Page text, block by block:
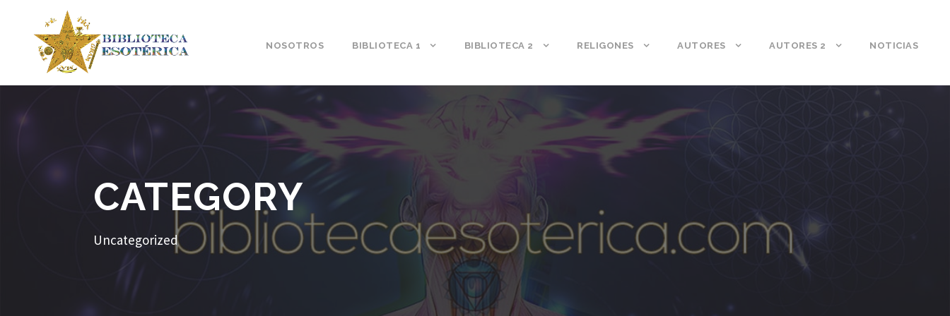
NOSOTROS BIBLIOTECA 1 BIBLIOTECA 2 RELIGONES AUTORES AUTORES 2 NOTICIAS
CATEGORY
Uncategorized